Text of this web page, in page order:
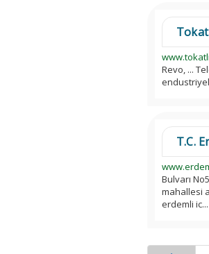
Revo, ...
T.C.
Bulvarı
mahallesi
erdemli ic...